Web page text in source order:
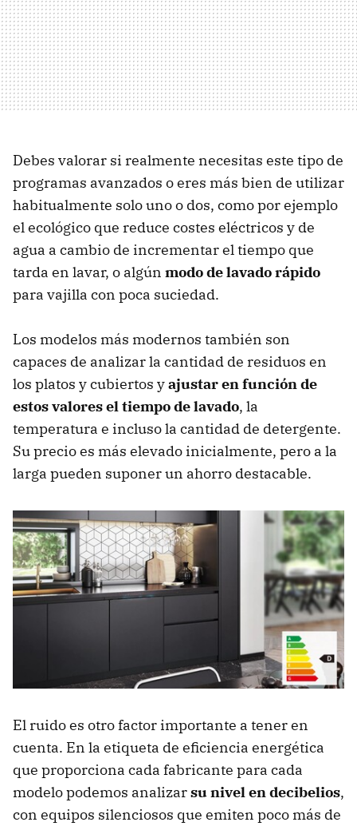
Debes valorar si realmente necesitas este tipo de
programas avanzados o eres más bien de utilizar
habitualmente solo uno o dos, como por ejemplo
el ecológico que reduce costes eléctricos y de
agua a cambio de incrementar el tiempo que
tarda en lavar, o algún modo de lavado rápido
para vajilla con poca suciedad.
Los modelos más modernos también son
capaces de analizar la cantidad de residuos en
los platos y cubiertos yajustar en función de
estos valores el tiempo de lavado, la
temperatura e incluso la cantidad de detergente.
Su precio es más elevado inicialmente, pero a la
larga pueden suponer un ahorro destacable.
El ruido es otro factor importante a tener en
cuenta. En la etiqueta de eficiencia energética
que proporciona cada fabricante para cada
modelo podemos analizarsu nivel en decibelios,
con equipos silenciosos que emiten poco más de